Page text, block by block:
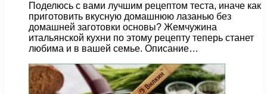
Поделюсь с вами лучшим рецептом теста, иначе как
приготовить вкусную домашнюю лазанью без
домашней заготовки основы? Жемчужина
итальянской кухни по этому рецепту теперь станет
любима и в вашей семье. Описание…